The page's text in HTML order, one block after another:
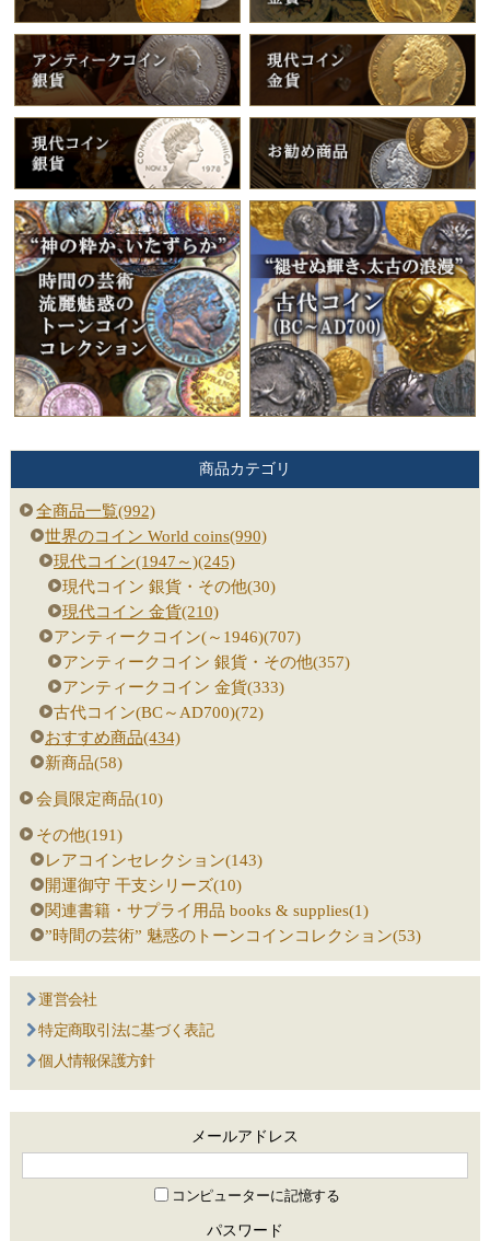
商品カテゴリ
全商品一覧(992)
世界のコイン World coins(990)
現代コイン(1947～)(245)
現代コイン 銀貨・その他(30)
現代コイン 金貨(210)
アンティークコイン(～1946)(707)
アンティークコイン 銀貨・その他(357)
アンティークコイン 金貨(333)
古代コイン(BC～AD700)(72)
おすすめ商品(434)
新商品(58)
会員限定商品(10)
その他(191)
レアコインセレクション(143)
開運御守 干支シリーズ(10)
関連書籍・サプライ用品 books & supplies(1)
”時間の芸術” 魅惑のトーンコインコレクション(53)
運営会社
特定商取引法に基づく表記
個人情報保護方針
メールアドレス
コンピューターに記憶する
パスワード